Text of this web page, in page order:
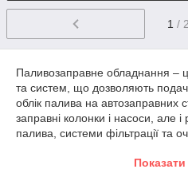
1 / 2
Паливозаправне обладнання –
та систем, що дозволяють
облік палива на автозаправних
заправні колонки і насоси, але
палива, системи фільтрації та
Одним із основних компонентів